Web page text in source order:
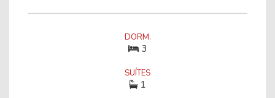
DORM.
3
SUÍTES
1